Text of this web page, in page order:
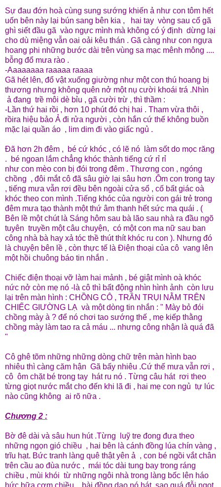
Sự đau đớn hoà cùng sung sướng khiến ả như con tôm hết
uốn bên này lại bún sang bên kia , hai tay vòng sau cổ gã
ghì siết đầu gã vào ngực mình mà không có ý định dừng lại
cho dù miệng vẫn oai oải kêu thán . Gã càng như con ngựa
hoang phi những bước dài trên vùng sa mạc mênh mông ....
bỗng đổ mưa rào .
-Aaaaaaaa raaaaa raaaa
Gã hét lên, đổ vật xuống giường như một con thú hoang bị
thương nhưng không quên nở một nụ cười khoái trá .Nhìn
ả đang trề môi dè bỉu , gã cười trừ , thì thầm :
-Lần thứ hai rồi , hơn 10 phút đó chị hai . Tham vừa thôi ,
rồira hiệu bảo Ả đi rửa người , còn hắn cứ thế không buồn
mặc lại quần áo , lim dim đi vào giấc ngủ .
Đã hơn 2h đêm , bé cứ khóc , có lẽ nó làm sốt do mọc răng
. bé ngoan lắm chẳng khóc thành tiếng cứ rỉ rỉ
như con mèo con bị đói trong đêm . Thương con , ngóng
chồng , đôi mắt cô đã sâu giờ lại sâu hơn .Ôm con trong tay
, tiếng mưa vẫn rơi đều bên ngoài cửa sổ , cố bất giác oà
khóc theo con mình .Tiếng khóc của người con gái trẻ trong
đêm mưa tạo thành một thứ âm thanh hết sức ma quái . (
Bên lề một chút là Sáng hôm sau bà lão sau nhà ra đầu ngõ
tuyên truyền một câu chuyện, có một con ma nữ sau ban
công nhà bà hay xả tóc thề thút thít khóc ru con ). Nhưng đó
là chuyện bên lề , còn thực tế là Điện thoại của cô vang lên
một hồi chuông báo tin nhắn .
Chiếc điện thoại vỡ làm hai mảnh , bé giật mình oà khóc
nức nở còn mẹ nó -là cô thì bất động nhìn hình ảnh còn lưu
lại trên màn hình : CHỒNG CÔ , TRẦN TRỤI NẰM TRÊN
CHIẾC GIƯỜNG LẠ và một dòng tin nhắn : " Mày bỏ đói
chồng mày à ? để nó chơi tao sướng thế , mẹ kiếp thằng
chồng mày làm tao ra cả máu ... nhưng công nhận là quá đã
"
Cô ghê tõm những những dòng chữ trên màn hình bao
nhiêu thì càng căm hận Gã bấy nhiêu .Cứ thế mưa vẫn rơi ,
cô ôm chặt bé trong tay hát ru nó . Từng câu hát rơi theo
từng giọt nước mắt cho đến khi lã đi , hai mẹ con ngủ tự lúc
nào cũng không ai rõ nữa .
Chương 2 :
Bờ đê dài và sâu hun hút .Từng luỹ tre đong đưa theo
những ngọn gió chiều , hai bên là cánh đồng lúa chín vàng ,
trĩu hạt. Bức tranh làng quê thật yên ả , con bé ngồi vắt chân
trên cầu ao đùa nước , mái tóc dài tung bay trong ráng
chiều , mùi khói từ những ngôi nhà trong làng bốc lên háo
hức bữa cơm chiều ...bài đồng dao nó hát sao quá đỗi ngọt